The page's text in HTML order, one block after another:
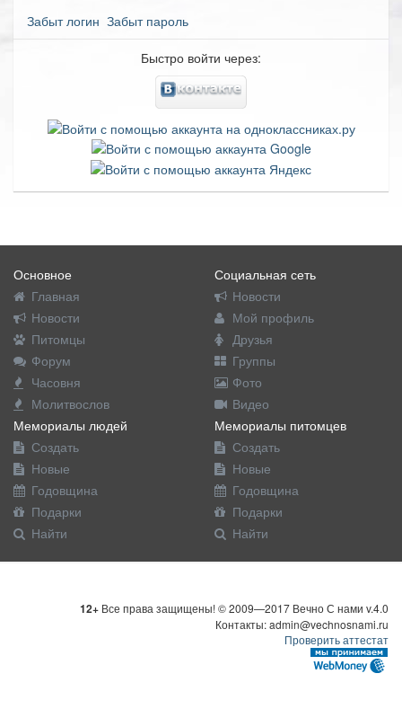
Забыт логин Забыт пароль
Быстро войти через:
Основное
Главная
Новости
Питомцы
Форум
Часовня
Молитвослов
Социальная сеть
Новости
Мой профиль
Друзья
Группы
Фото
Видео
Мемориалы людей
Создать
Новые
Годовщина
Подарки
Найти
Мемориалы питомцев
Создать
Новые
Годовщина
Подарки
Найти
12+ Все права защищены! © 2009—2017 Вечно С нами v.4.0
Контакты: admin@vechnosnami.ru
Проверить аттестат